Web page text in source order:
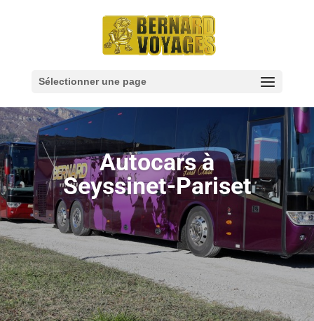
Sélectionner une page
Autocars à
Seyssinet-Pariset